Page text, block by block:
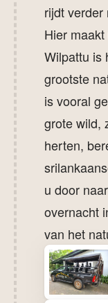
rijdt verder
Hier
Wilpattu is
grootste
is vooral
grote wild,
herten,
u door
overnacht
van het